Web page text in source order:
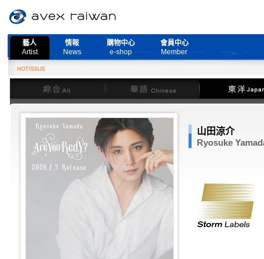
藝人
Artist
情報
News
購物中心
e-shop
會員中心
Member
HOTISSUE
綜合 華語 東洋
山田涼介
Ryosuke